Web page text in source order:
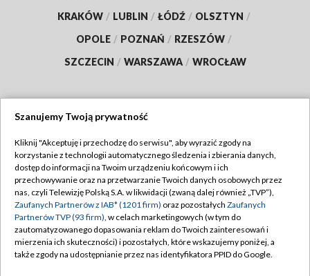
KRAKÓW / LUBLIN / ŁÓDŹ / OLSZTYN /
OPOLE / POZNAŃ / RZESZÓW /
SZCZECIN / WARSZAWA / WROCŁAW
TVP
Abonament TVP
Emisja w TVP
Centrum informacji TVP
Naziemna Telewizja Cyfrowa
Regulamin TVP
Polityka prywatności
Moje zgody
Pomoc
Szanujemy Twoją prywatność
Kliknij "Akceptuję i przechodzę do serwisu", aby wyrazić zgody na
korzystanie z technologii automatycznego śledzenia i zbierania danych,
dostęp do informacji na Twoim urządzeniu końcowym i ich
przechowywanie oraz na przetwarzanie Twoich danych osobowych przez
nas, czyli Telewizję Polską S.A. w likwidacji (zwaną dalej również „TVP”),
Zaufanych Partnerów z IAB* (1201 firm) oraz pozostałych Zaufanych
Partnerów TVP (93 firm), w celach marketingowych (w tym do
zautomatyzowanego dopasowania reklam do Twoich zainteresowań i
mierzenia ich skuteczności) i pozostałych, które wskazujemy poniżej, a
także zgody na udostępnianie przez nas identyfikatora PPID do Google.